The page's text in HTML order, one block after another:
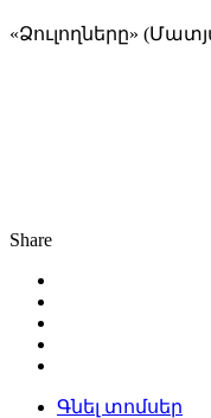
«Ձուլողները»
Share
Գնել տոմսեր